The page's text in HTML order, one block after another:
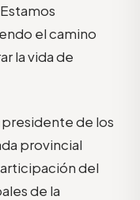
el camino
la vida de
de los
provincial
del
de la